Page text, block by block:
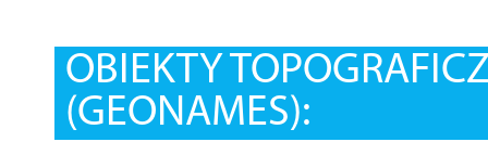
OBIEKTY
(GEONAMES):